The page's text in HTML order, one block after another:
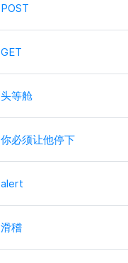
POST
GET
头等舱
你必须让他停下
alert
滑稽